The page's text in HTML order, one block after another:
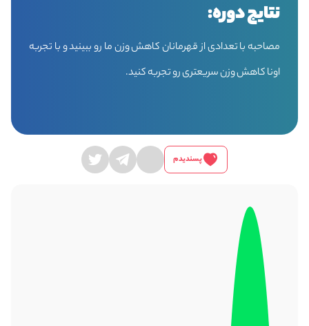
نتایج دوره:
مصاحبه با تعدادی از قهرمانان کاهش وزن ما رو ببینید و با تجربه
اونا کاهش وزن سریعتری رو تجربه کنید.
پسندیدم